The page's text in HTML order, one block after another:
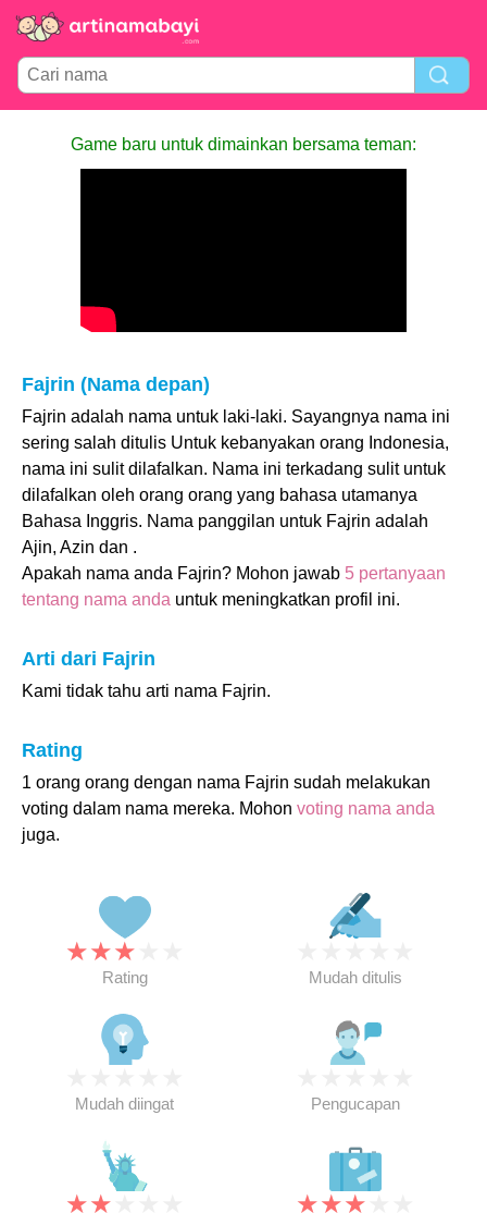
Game baru untuk dimainkan bersama teman:
Fajrin (Nama depan)
Fajrin adalah nama untuk laki-laki. Sayangnya nama ini
sering salah ditulis Untuk kebanyakan orang Indonesia,
nama ini sulit dilafalkan. Nama ini terkadang sulit untuk
dilafalkan oleh orang orang yang bahasa utamanya
Bahasa Inggris. Nama panggilan untuk Fajrin adalah
Ajin, Azin dan .
Apakah nama anda Fajrin? Mohon jawab 5 pertanyaan
tentang nama anda untuk meningkatkan profil ini.
Arti dari Fajrin
Kami tidak tahu arti nama Fajrin.
Rating
1 orang orang dengan nama Fajrin sudah melakukan
voting dalam nama mereka. Mohon voting nama anda
juga.
★★★
Rating Mudah ditulis
Mudah diingat Pengucapan
★★ ★★★